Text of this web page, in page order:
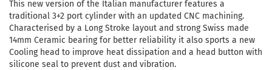
This new version of the Italian manufacturer features a
traditional 3+2 port cylinder with an updated CNC machining.
Characterised by a Long Stroke layout and strong Swiss made
14mm Ceramic bearing for better reliability it also sports a new
Cooling head to improve heat dissipation and a head button with
silicone seal to prevent dust and vibration.